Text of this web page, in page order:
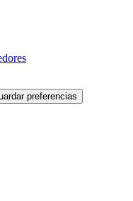
preferencias